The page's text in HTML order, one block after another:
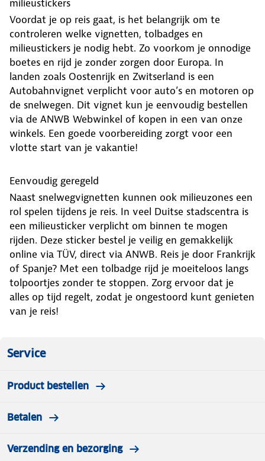
milieustickers
Voordat je op reis gaat, is het belangrijk om te
controleren welke vignetten, tolbadges en
milieustickers je nodig hebt. Zo voorkom je onnodige
boetes en rijd je zonder zorgen door Europa. In
landen zoals Oostenrijk en Zwitserland is een
Autobahnvignet verplicht voor auto’s en motoren op
de snelwegen. Dit vignet kun je eenvoudig bestellen
via de ANWB Webwinkel of kopen in een van onze
winkels. Een goede voorbereiding zorgt voor een
vlotte start van je vakantie!
Eenvoudig geregeld
Naast snelwegvignetten kunnen ook milieuzones een
rol spelen tijdens je reis. In veel Duitse stadscentra is
een milieusticker verplicht om binnen te mogen
rijden. Deze sticker bestel je veilig en gemakkelijk
online via TÜV, direct via ANWB. Reis je door Frankrijk
of Spanje? Met een tolbadge rijd je moeiteloos langs
tolpoortjes zonder te stoppen. Zorg ervoor dat je
alles op tijd regelt, zodat je ongestoord kunt genieten
van je reis!
Service
Product bestellen
Betalen
Verzending en bezorging